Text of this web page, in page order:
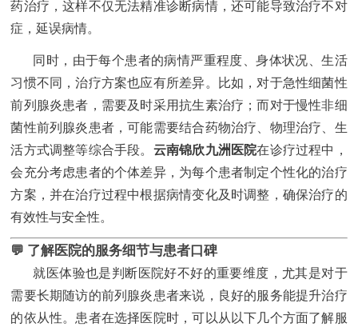
药治疗，这样不仅无法精准诊断病情，还可能导致治疗不对
症，延误病情。
同时，由于每个患者的病情严重程度、身体状况、生活
习惯不同，治疗方案也应有所差异。比如，对于急性细菌性
前列腺炎患者，需要及时采用抗生素治疗；而对于慢性非细
菌性前列腺炎患者，可能需要结合药物治疗、物理治疗、生
活方式调整等综合手段。 云南锦欣九洲医院在诊疗过程中，
会充分考虑患者的个体差异，为每个患者制定个性化的治疗
方案，并在治疗过程中根据病情变化及时调整，确保治疗的
有效性与安全性。
💬 了解医院的服务细节与患者口碑
就医体验也是判断医院好不好的重要维度，尤其是对于
需要长期随访的前列腺炎患者来说，良好的服务能提升治疗
的依从性。患者在选择医院时，可以从以下几个方面了解服